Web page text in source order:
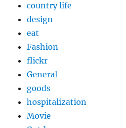
country life
design
eat
Fashion
flickr
General
goods
hospitalization
Movie